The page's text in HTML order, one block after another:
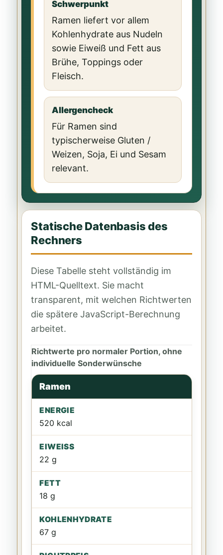
Schwerpunkt
Ramen liefert vor allem
Kohlenhydrate aus Nudeln
sowie Eiweiß und Fett aus
Brühe, Toppings oder
Fleisch.
Allergencheck
Für Ramen sind
typischerweise Gluten /
Weizen, Soja, Ei und Sesam
relevant.
Statische Datenbasis des
Rechners
Diese Tabelle steht vollständig im
HTML-Quelltext. Sie macht
transparent, mit welchen Richtwerten
die spätere JavaScript-Berechnung
arbeitet.
Richtwerte pro normaler Portion, ohne
individuelle Sonderwünsche
Gericht
kcal Kohlenhydrate
Ramen
520 kcal
22 g
18 g
67 g